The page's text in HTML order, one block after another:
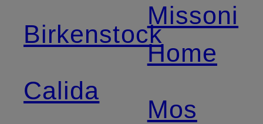
Birkenstock
Calida
Missoni
Home
Mos